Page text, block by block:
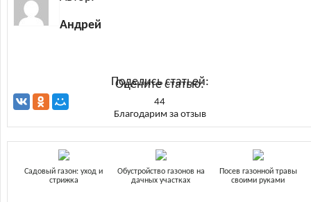
Андрей
Поделись статьей:
Оцените статью:
44
Благодарим за отзыв
Садовый газон: уход и
стрижка
Обустройство газонов на
дачных участках
Посев газонной травы
своими руками